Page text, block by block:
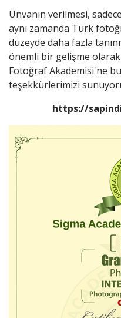
Unvanın verilmesi,
aynı zamanda Türk
düzeyde daha fazla
önemli bir gelişme
Fotoğraf Akademisi'ne
teşekkürlerimizi
https://